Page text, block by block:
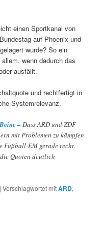
einen Sportkanal von
auf Phoenix und
wurde? So ein
wenn dadurch das
ausfällt.
und rechtfertigt in
Systemrelevanz.
– Dass ARD und ZDF
mit Problemen zu kämpfen
Fußball-EM gerade recht.
Quoten deutlich
|Verschlagwortet mitARD,